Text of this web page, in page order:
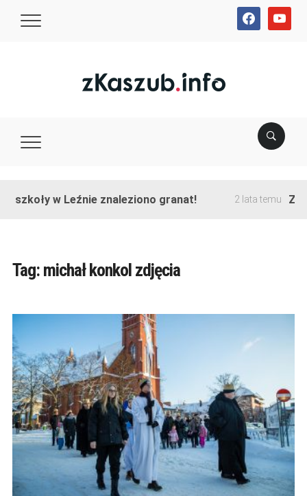
facebookyoutube
szkoły w Leźnie znaleziono granat! 2 lata temu
Tag: michał konkol zdjęcia